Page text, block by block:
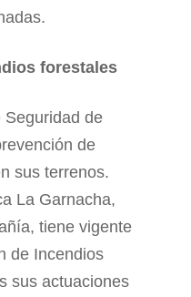
forestales
Seguridad de
de
sus terrenos.
La Garnacha,
tiene vigente
de Incendios
sus actuaciones